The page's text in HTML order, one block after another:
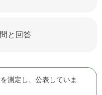
と回答
測定し、公表していま